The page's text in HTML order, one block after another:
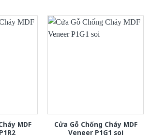
MDF
Cửa Gỗ Chống Cháy MDF
Veneer P1G1 soi